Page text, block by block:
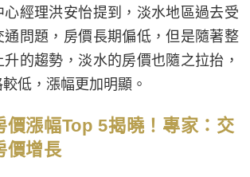
心經理洪安怡提到，淡水地區過去受
通問題，房價長期偏低，但是隨著整
的趨勢，淡水的房價也隨之拉抬，
低，漲幅更加明顯。
價漲幅Top 5揭曉！專家：交
價增長